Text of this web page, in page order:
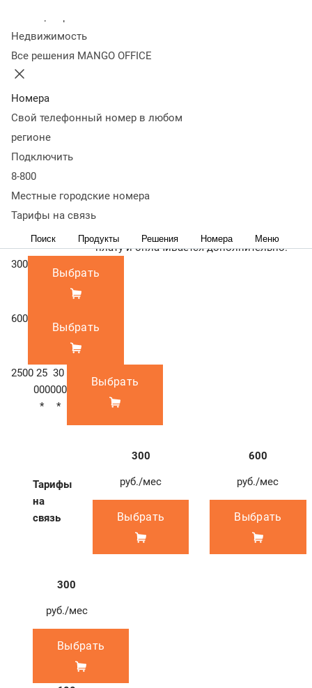
Недвижимость
Все решения MANGO OFFICE
Номера
Свой телефонный номер в любом
регионе
Подключить
8-800
Местные городские номера
Тарифы на связь
Поиск Продукты Решения Номера Меню
300
30 000
25 000
платеж за
звонки, руб./мес
связь по всем направлениям и
входящую связь на номера '8-800'.
плату и оплачивается дополнительно.
300
Выбрать
600
Выбрать
2500 25
000
*
30
000
*
Выбрать
Тарифы
на
связь
300
руб./мес
Выбрать
600
руб./мес
Выбрать
300
руб./мес
Выбрать